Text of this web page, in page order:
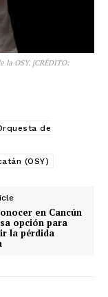
la OSY. [CRÉDITO:
de
(OSY)
en Cancún
opción para
la pérdida